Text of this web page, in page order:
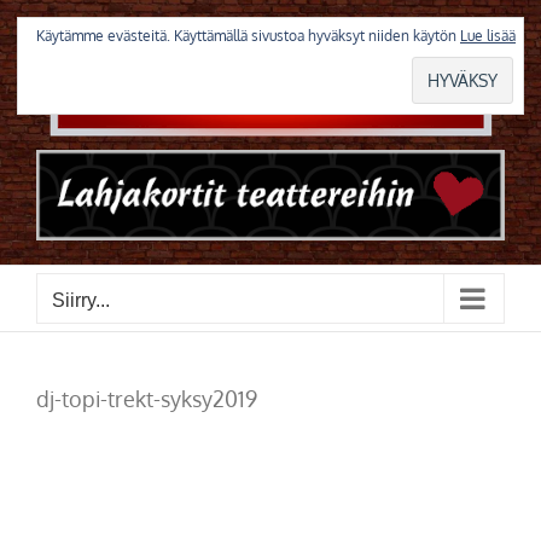
Skip
to
content
Siirry...
dj-topi-trekt-syksy2019
Käytämme evästeitä. Käyttämällä sivustoa hyväksyt niiden käytön Lue lisää